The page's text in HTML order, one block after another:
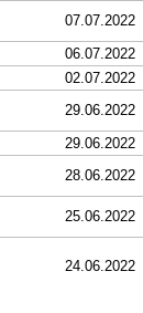
07.07.2022
06.07.2022
02.07.2022
29.06.2022
29.06.2022
28.06.2022
25.06.2022
24.06.2022